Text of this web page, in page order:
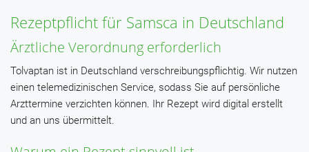
Rezeptpflicht für Samsca in Deutschland
Ärztliche Verordnung erforderlich
Tolvaptan ist in Deutschland verschreibungspflichtig. Wir nutzen
einen telemedizinischen Service, sodass Sie auf persönliche
Arzttermine verzichten können. Ihr Rezept wird digital erstellt
und an uns übermittelt.